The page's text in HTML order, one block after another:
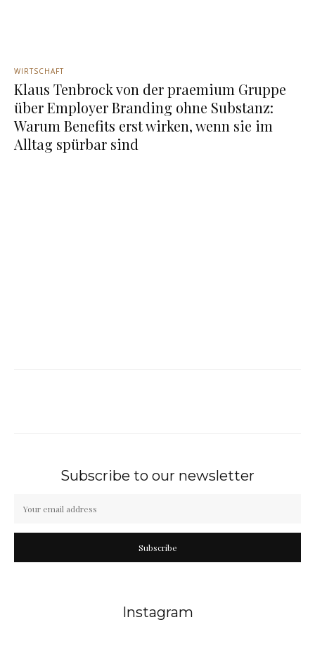
WIRTSCHAFT
Klaus Tenbrock von der praemium Gruppe
über Employer Branding ohne Substanz:
Warum Benefits erst wirken, wenn sie im
Alltag spürbar sind
Subscribe to our newsletter
Subscribe
Instagram